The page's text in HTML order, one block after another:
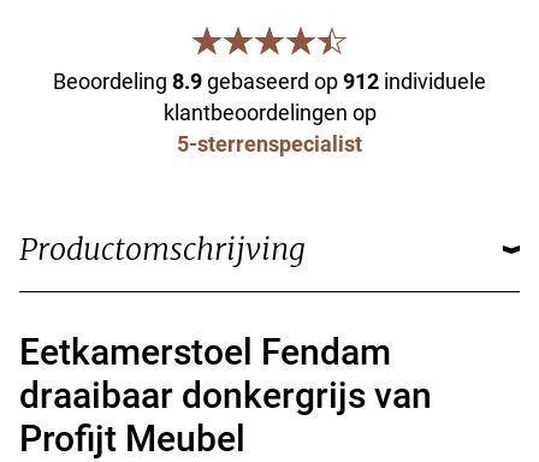
Beoordeling 8.9gebaseerd op912 individuele
klantbeoordelingen op
5-sterrenspecialist
Productomschrijving
Eetkamerstoel Fendam
draaibaar donkergrijs van
Profijt Meubel